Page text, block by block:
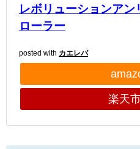
レボリューションアン
ローラー
posted with カエレバ
楽天